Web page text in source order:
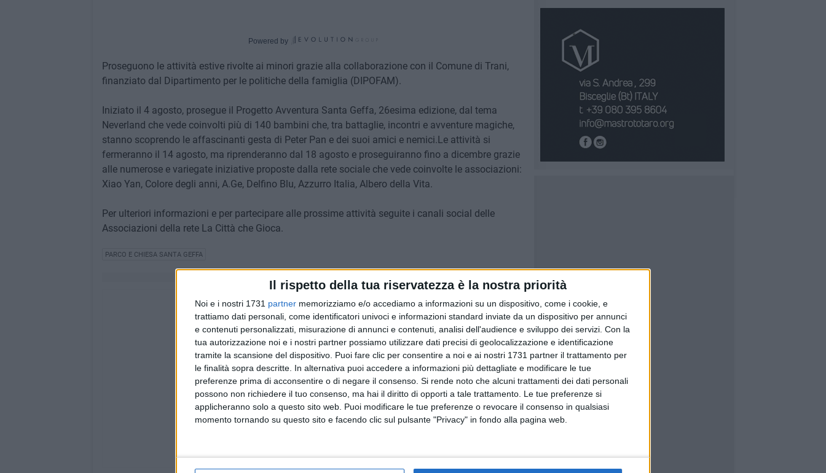
Il rispetto della tua riservatezza è la nostra priorità
Noi e i nostri 1731 partner memorizziamo e/o accediamo a informazioni su un dispositivo, come i cookie, e
trattiamo dati personali, come identificatori univoci e informazioni standard inviate da un dispositivo per annunci
e contenuti personalizzati, misurazione di annunci e contenuti, analisi dell'audience e sviluppo dei servizi. Con la
tua autorizzazione noi e i nostri partner possiamo utilizzare dati precisi di geolocalizzazione e identificazione
tramite la scansione del dispositivo. Puoi fare clic per consentire a noi e ai nostri 1731 partner il trattamento per
le finalità sopra descritte. In alternativa puoi accedere a informazioni più dettagliate e modificare le tue
preferenze prima di acconsentire o di negare il consenso. Si rende noto che alcuni trattamenti dei dati personali
possono non richiedere il tuo consenso, ma hai il diritto di opporti a tale trattamento. Le tue preferenze si
applicheranno solo a questo sito web. Puoi modificare le tue preferenze o revocare il consenso in qualsiasi
momento tornando su questo sito e facendo clic sul pulsante "Privacy" in fondo alla pagina web.
Powered by
Proseguono le attività estive rivolte ai minori grazie alla collaborazione con il Comune di Trani,
finanziato dal Dipartimento per le politiche della famiglia (DIPOFAM).
Iniziato il 4 agosto, prosegue il Progetto Avventura Santa Geffa, 26esima edizione, dal tema
Neverland che vede coinvolti più di 140 bambini che, tra battaglie, incontri e avventure magiche,
stanno scoprendo le affascinanti gesta di Peter Pan e dei suoi amici e nemici.Le attività si
fermeranno il 14 agosto, ma riprenderanno dal 18 agosto e proseguiranno fino a dicembre grazie
alle numerose e variegate iniziative proposte dalla rete sociale che vede coinvolte le associazioni:
Xiao Yan, Colore degli anni, A.Ge, Delfino Blu, Azzurro Italia, Albero della Vita.
Per ulteriori informazioni e per partecipare alle prossime attività seguite i canali social delle
Associazioni della rete La Città che Gioca.
PARCO E CHIESA SANTA GEFFA